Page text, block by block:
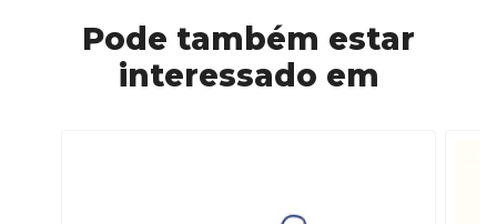
Pode também estar
interessado em